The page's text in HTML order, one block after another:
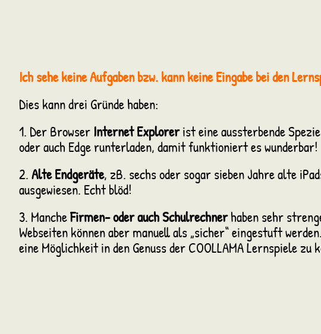
Ich sehe keine Aufgaben bzw. kann keine Eingabe bei den
Dies kann drei Gründe haben:
1. Der BrowserInternet Explorerist eine aussterbende
oder auch Edge runterladen, damit funktioniert es wunderbar!
2.Alte Endgeräte, zB. sechs oder sogar sieben Jahre alte
ausgewiesen. Echt blöd!
3. MancheFirmen- oder auch Schulrechnerhaben sehr
Webseiten können aber manuell als „sicher“ eingestuft
eine Möglichkeit in den Genuss der COOLLAMA Lernspiele zu